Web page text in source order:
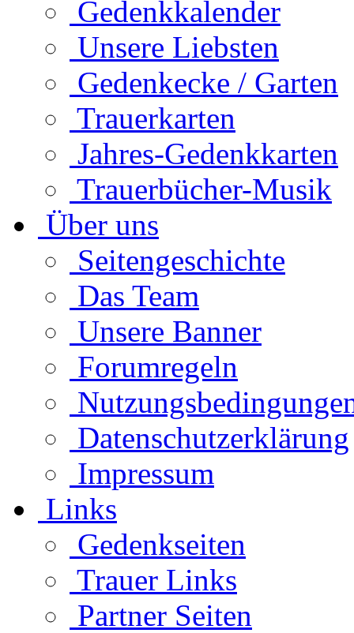
Gedenkkalender
Unsere Liebsten
Gedenkecke / Garten
Trauerkarten
Jahres-Gedenkkarten
Trauerbücher-Musik
Über uns
Seitengeschichte
Das Team
Unsere Banner
Forumregeln
Datenschutzerklärung
Impressum
Links
Gedenkseiten
Trauer Links
Partner Seiten